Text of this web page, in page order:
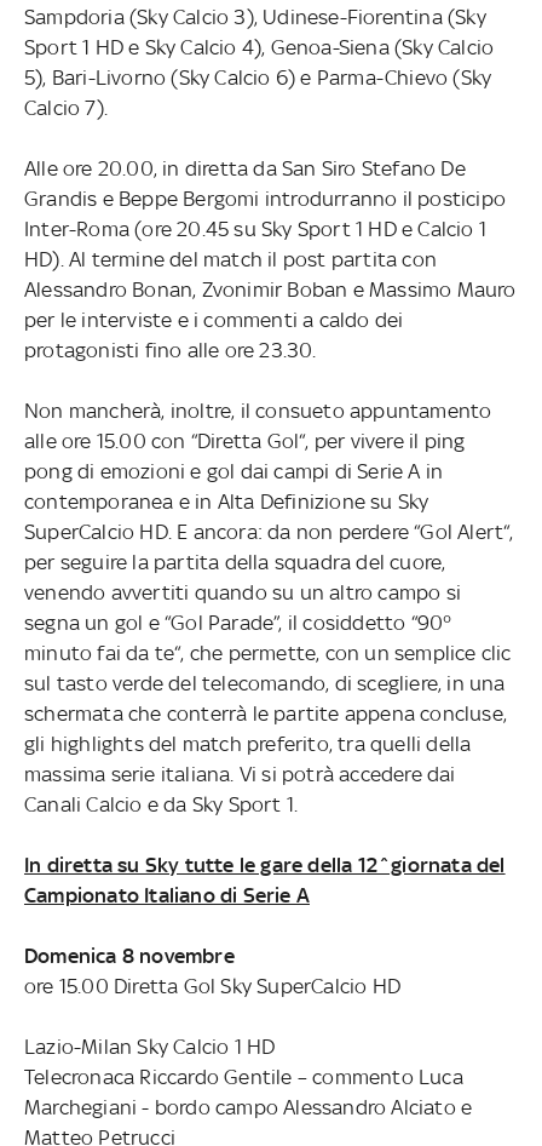
Sampdoria (Sky Calcio 3), Udinese-Fiorentina (Sky
Sport 1 HD e Sky Calcio 4), Genoa-Siena (Sky Calcio
5), Bari-Livorno (Sky Calcio 6) e Parma-Chievo (Sky
Calcio 7).
Alle ore 20.00, in diretta da San Siro Stefano De
Grandis e Beppe Bergomi introdurranno il posticipo
Inter-Roma (ore 20.45 su Sky Sport 1 HD e Calcio 1
HD). Al termine del match il post partita con
Alessandro Bonan, Zvonimir Boban e Massimo Mauro
per le interviste e i commenti a caldo dei
protagonisti fino alle ore 23.30.
Non mancherà, inoltre, il consueto appuntamento
alle ore 15.00 con “Diretta Gol“, per vivere il ping
pong di emozioni e gol dai campi di Serie A in
contemporanea e in Alta Definizione su Sky
SuperCalcio HD. E ancora: da non perdere “Gol Alert“,
per seguire la partita della squadra del cuore,
venendo avvertiti quando su un altro campo si
segna un gol e “Gol Parade”, il cosiddetto “90°
minuto fai da te“, che permette, con un semplice clic
sul tasto verde del telecomando, di scegliere, in una
schermata che conterrà le partite appena concluse,
gli highlights del match preferito, tra quelli della
massima serie italiana. Vi si potrà accedere dai
Canali Calcio e da Sky Sport 1.
In diretta su Sky tutte le gare della 12^giornata del
Campionato Italiano di Serie A
Domenica 8 novembre
ore 15.00 Diretta Gol Sky SuperCalcio HD
Lazio-Milan Sky Calcio 1 HD
Telecronaca Riccardo Gentile – commento Luca
Marchegiani - bordo campo Alessandro Alciato e
Matteo Petrucci